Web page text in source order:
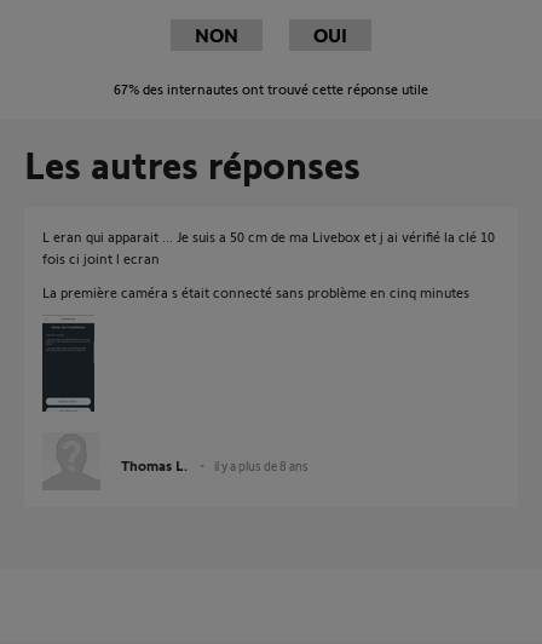
NON OUI
67% des internautes ont trouvé cette réponse utile
Les autres réponses
L eran qui apparait ... Je suis a 50 cm de ma Livebox et j ai vérifié la clé 10
fois ci joint l ecran
La première caméra s était connecté sans problème en cinq minutes
Thomas L. il y a plus de 8 ans